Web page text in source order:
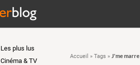
Les plus lus
Cinéma & TV
Accueil » Tags » J'me marre